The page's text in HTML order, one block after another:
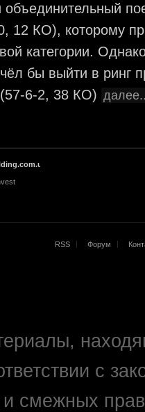
объединительный
12 КО), которому
категории.
бы выйти в ринг
6-2, 38 КО)
RSS Форум
с
смежных